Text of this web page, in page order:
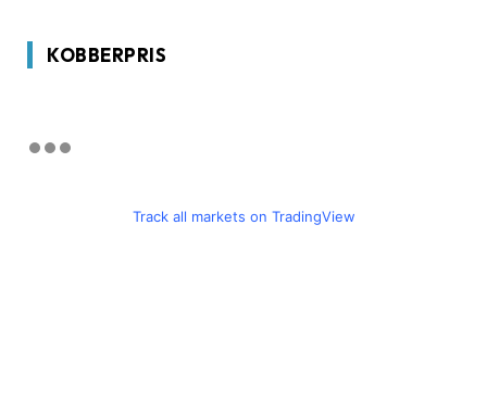
KOBBERPRIS
Track all markets on TradingView